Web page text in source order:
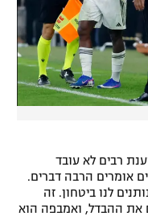
רבים לא עובד
אומרים הרבה דברים.
לנו ביטחון. זה
את ההבדל, ואמבפה הוא